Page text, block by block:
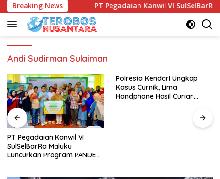
Breaking News
PT Pegadaian Kanwil VI SulSelBarRa Maluku Luncurkan
Andi Sudirman Sulaiman
PT Pegadaian Kanwil VI
SulSelBarRa Maluku
Luncurkan Program PANDE
Polresta Kendari Ungkap
Kasus Curnik, Lima
Handphone Hasil Curian